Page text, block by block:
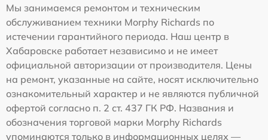
Мы занимаемся ремонтом и техническим
обслуживанием техники Morphy Richards по
истечении гарантийного периода. Наш центр в
Хабаровске работает независимо и не имеет
официальной авторизации от производителя. Цены
на ремонт, указанные на сайте, носят исключительно
ознакомительный характер и не являются публичной
офертой согласно п. 2 ст. 437 ГК РФ. Названия и
обозначения торговой марки Morphy Richards
упоминаются только в информационных целях —